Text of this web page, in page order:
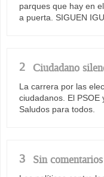
parques que hay en
a puerta. SIGUEN
2 Ciudadano
La carrera por las
ciudadanos. El PSOE
Saludos para todos.
3 Sin comentarios